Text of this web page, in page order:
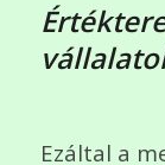
Ezáltal a